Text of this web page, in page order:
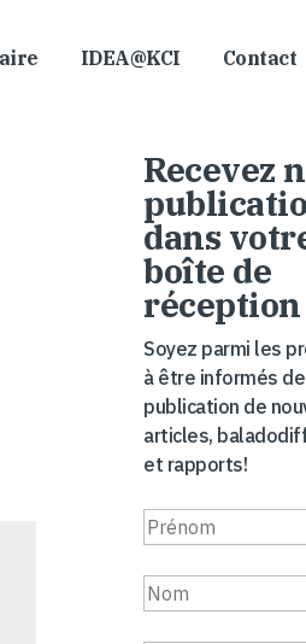
IDEA@KCI Contact
Recevez
dans
boîte de
réception
Soyez parmi les
à être informés
publication de
articles,
et rapports!